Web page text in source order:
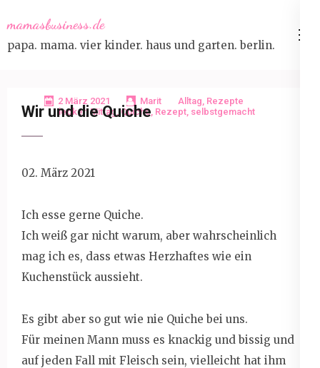
to
content
mamasbusiness.de
papa. mama. vier kinder. haus und garten. berlin.
2 März 2021 Marit Alltag, Rezepte
lecker,Mittag,Quiche, Rezept, selbstgemacht
Wir und die Quiche
02. März 2021
Ich esse gerne Quiche.
Ich weiß gar nicht warum, aber wahrscheinlich
mag ich es, dass etwas Herzhaftes wie ein
Kuchenstück aussieht.
Es gibt aber so gut wie nie Quiche bei uns.
Für meinen Mann muss es knackig und bissig und
auf jeden Fall mit Fleisch sein, vielleicht hat ihm